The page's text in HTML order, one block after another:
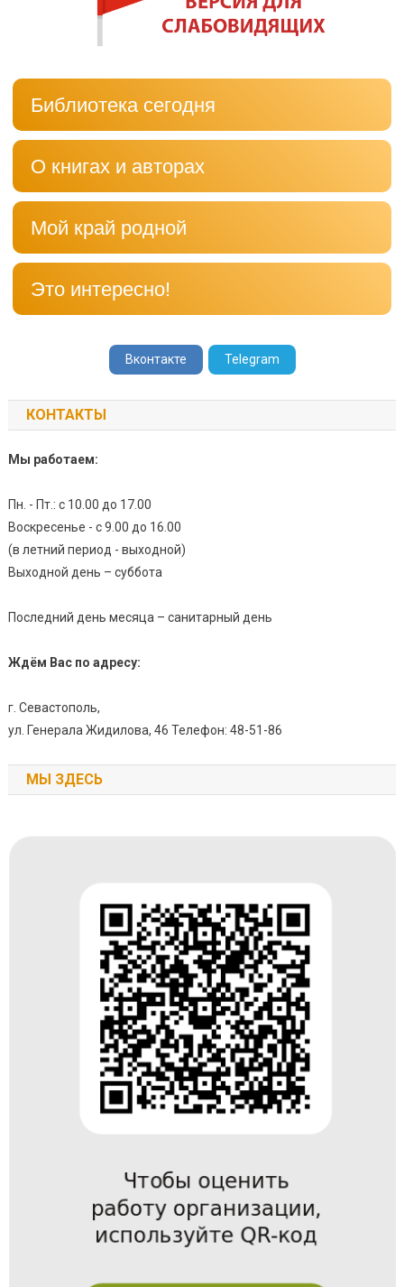
Библиотека сегодня
О книгах и авторах
Мой край родной
Это интересно!
Вконтакте Telegram
КОНТАКТЫ
Мы работаем:
Пн. - Пт.: с 10.00 до 17.00
Воскресенье - с 9.00 до 16.00
(в летний период - выходной)
Выходной день – суббота
Последний день месяца – санитарный день
Ждём Вас по адресу:
г. Севастополь,
ул. Генерала Жидилова, 46 Телефон: 48-51-86
МЫ ЗДЕСЬ